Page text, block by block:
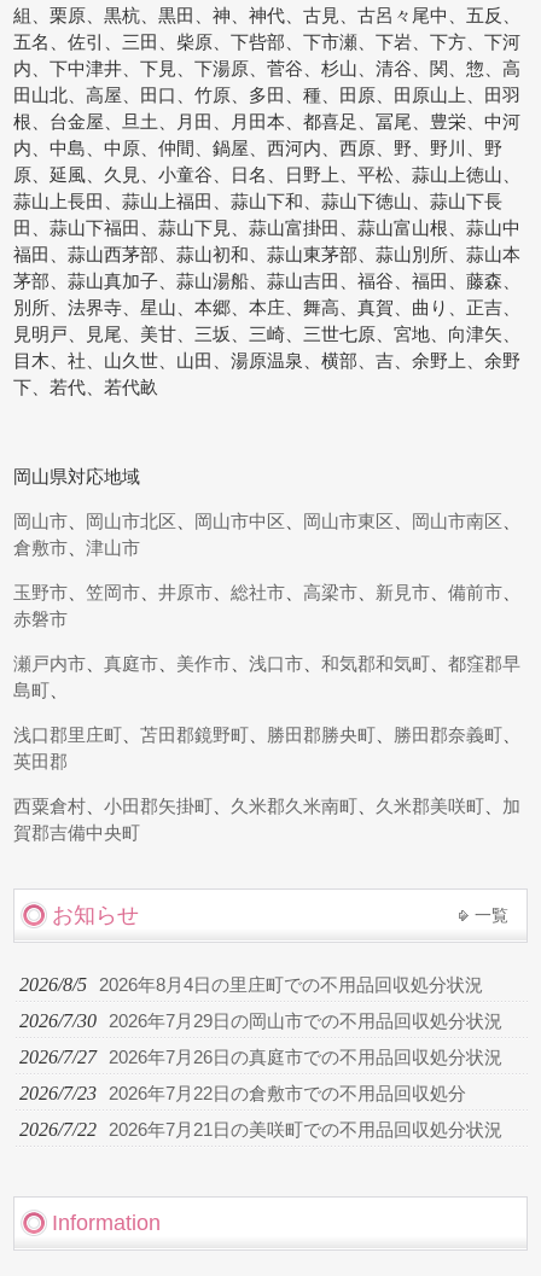
組、栗原、黒杭、黒田、神、神代、古見、古呂々尾中、五反、
五名、佐引、三田、柴原、下呰部、下市瀬、下岩、下方、下河
内、下中津井、下見、下湯原、菅谷、杉山、清谷、関、惣、高
田山北、高屋、田口、竹原、多田、種、田原、田原山上、田羽
根、台金屋、旦土、月田、月田本、都喜足、冨尾、豊栄、中河
内、中島、中原、仲間、鍋屋、西河内、西原、野、野川、野
原、延風、久見、小童谷、日名、日野上、平松、蒜山上徳山、
蒜山上長田、蒜山上福田、蒜山下和、蒜山下徳山、蒜山下長
田、蒜山下福田、蒜山下見、蒜山富掛田、蒜山富山根、蒜山中
福田、蒜山西茅部、蒜山初和、蒜山東茅部、蒜山別所、蒜山本
茅部、蒜山真加子、蒜山湯船、蒜山吉田、福谷、福田、藤森、
別所、法界寺、星山、本郷、本庄、舞高、真賀、曲り、正吉、
見明戸、見尾、美甘、三坂、三崎、三世七原、宮地、向津矢、
目木、社、山久世、山田、湯原温泉、横部、吉、余野上、余野
下、若代、若代畝
岡山県対応地域
岡山市 岡山市北区 岡山市中区 岡山市東区 岡山市南区
倉敷市 、津山市
玉野市 、笠岡市 、井原市 、総社市 、高梁市 新見市 、備前市
赤磐市
瀬戸内市 、真庭市 美作市 、浅口市 、和気郡和気町 、都窪郡早
島町
浅口郡里庄町 、苫田郡鏡野町 勝田郡勝央町 勝田郡奈義町
英田郡
西粟倉村 、小田郡矢掛町 久米郡久米南町 久米郡美咲町
加
賀郡吉備中央町
お知らせ 一覧
2026/8/5 2026年8月4日の里庄町での不用品回収処分状況
2026/7/30 2026年7月29日の岡山市での不用品回収処分状況
2026/7/27 2026年7月26日の真庭市での不用品回収処分状況
2026/7/23 2026年7月22日の倉敷市での不用品回収処分
2026/7/22 2026年7月21日の美咲町での不用品回収処分状況
Information